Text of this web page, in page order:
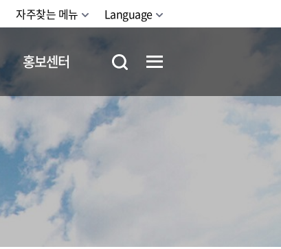
자주찾는 메뉴 Language
홍보센터